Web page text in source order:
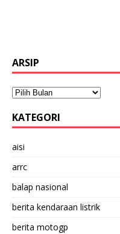
ARSIP
KATEGORI
aisi
arrc
balap nasional
berita kendaraan listrik
berita motogp